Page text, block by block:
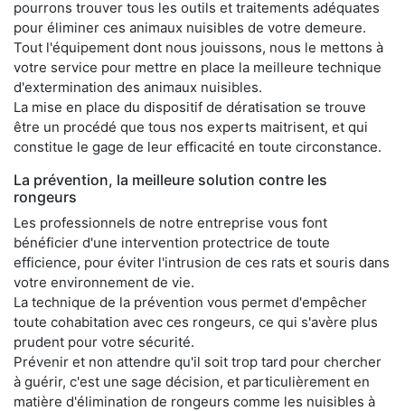
pourrons trouver tous les outils et traitements adéquates
pour éliminer ces animaux nuisibles de votre demeure.
Tout l'équipement dont nous jouissons, nous le mettons à
votre service pour mettre en place la meilleure technique
d'extermination des animaux nuisibles.
La mise en place du dispositif de dératisation se trouve
être un procédé que tous nos experts maitrisent, et qui
constitue le gage de leur efficacité en toute circonstance.
La prévention, la meilleure solution contre les
rongeurs
Les professionnels de notre entreprise vous font
bénéficier d'une intervention protectrice de toute
efficience, pour éviter l'intrusion de ces rats et souris dans
votre environnement de vie.
La technique de la prévention vous permet d'empêcher
toute cohabitation avec ces rongeurs, ce qui s'avère plus
prudent pour votre sécurité.
Prévenir et non attendre qu'il soit trop tard pour chercher
à guérir, c'est une sage décision, et particulièrement en
matière d'élimination de rongeurs comme les nuisibles à